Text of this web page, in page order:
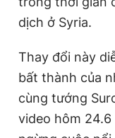
Đặt báo Quảng
Phó tổng biên tập
Phó tổng biên tập:
Phó tổng biên tập:
Giấy phép xuất bản
© 2003-2026 Bản
dịch ở Syria.
Thay đổi này
bất thành của
cùng tướng
video hôm 24.6